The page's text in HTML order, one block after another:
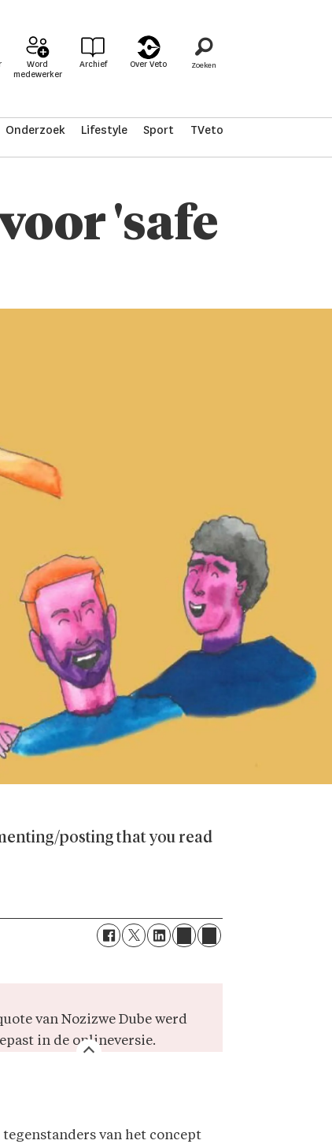
Word
medewerker
Archief Over Veto
Onderzoek Lifestyle Sport TVeto
'safe
posting that you read
van Nozizwe Dube werd
in de onlineversie.
van het concept